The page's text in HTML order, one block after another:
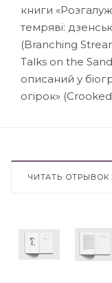
книги
темряві:
(Branching
Talks on the
описаний у
огірок»
ЧИТАТЬ ОТРЫВОК